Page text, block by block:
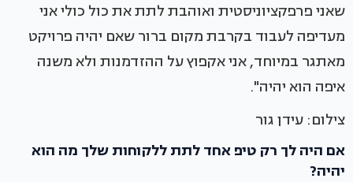
שאני פרפקציוניסטית ואוהבת לתת את כול כולי אני
מעדיפה לעבוד בקרבת מקום ברור שאם יהיה פרויקט
מאתגר במיוחד, אני אקפוץ על ההזדמנות ולא משנה
איפה הוא יהיה".
צילום: עידן גור
אם היה לך רק טיפ אחד לתת ללקוחות שלך מה הוא
יהיה?